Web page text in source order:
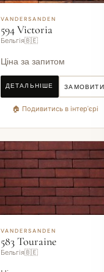
VANDERSANDEN
594 Victoria
Бельгія🇧🇪
Ціна за запитом
ДЕТАЛЬНІШЕ ЗАМОВИТИ
🏠 Подивитись в інтер'єрі
VANDERSANDEN
583 Touraine
Бельгія🇧🇪